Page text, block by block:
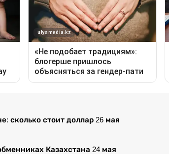
сколько стоит доллар 26 мая
Казахстана 24 мая